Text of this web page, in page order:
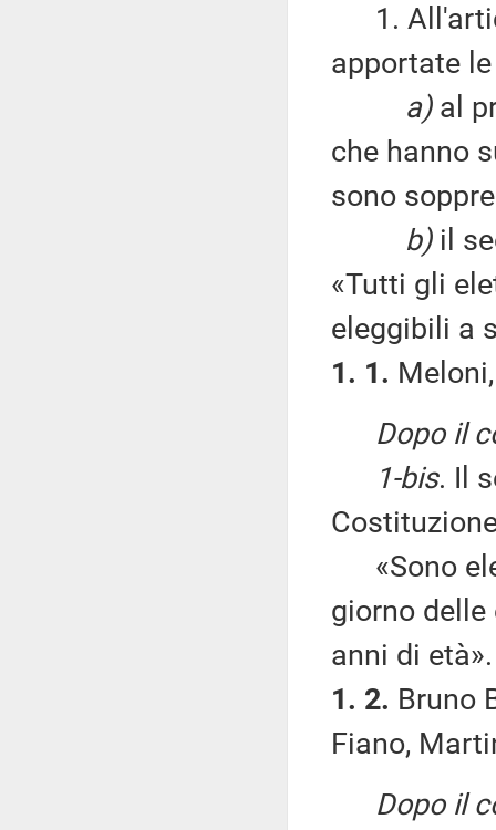
1.
apportate
a)al
che hanno
sono
b)il
«Tutti gli
eleggibili a
1. 1.
Dopo il
1-bis. Il
«Sono
giorno
anni di età».
1. 2. Bruno
Fiano,
Dopo il